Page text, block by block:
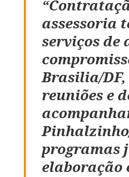
assessoria
serviços de
Brasilia/
reuniões e
programas
elaboração